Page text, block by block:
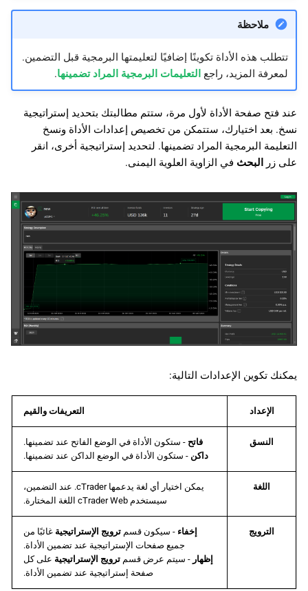
ملاحظة
تتطلب هذه الأداة تكوينًا إضافيًا لتعليمتها البرمجية قبل التضمين.
لمعرفة المزيد، راجع التعليمات البرمجية المراد تضمينها.
عند فتح صفحة الأداة لأول مرة، ستتم مطالبتك بتحديد إستراتيجية
نسخ. بعد اختيارك، ستتمكن من تخصيص إعدادات الأداة ونسخ
التعليمة البرمجية المراد تضمينها. لتحديد إستراتيجية أخرى، انقر
على زر
البحث في الزاوية العلوية اليمنى.
يمكنك تكوين الإعدادات التالية:
الإعداد التعريفات والقيم
النسق فاتح - ستكون الأداة في الوضع الفاتح عند تضمينها.
داكن - ستكون الأداة في الوضع الداكن عند تضمينها.
اللغة
يمكن اختيار أي لغة يدعمها cTrader. عند التضمين،
سيستخدم cTrader Web اللغة المختارة.
الترويج إخفاء - سيكون قسم ترويج الإستراتيجية غائبًا من
جميع صفحات الإستراتيجية عند تضمين الأداة.
إظهار - سيتم عرض قسم ترويج الإستراتيجية على كل
صفحة إستراتيجية عند تضمين الأداة.